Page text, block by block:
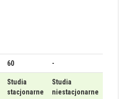
60 -
Studia
stacjonarne
Studia
niestacjonarne